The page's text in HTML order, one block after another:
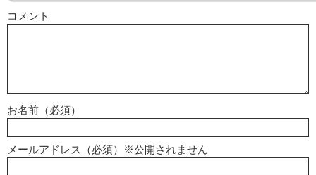
コメント
お名前（必須）
メールアドレス（必須）※公開されません